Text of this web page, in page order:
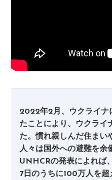
2022年2月、ウクライナ
たことにより、ウクライ
た。慣れ親しんだ住まい
人々は国外への避難を余
UNHCRの発表によれば
7日のうちに100万人を